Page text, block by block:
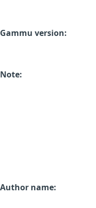
Gammu version:
Note:
Author name: